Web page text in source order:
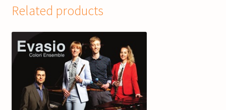
Related products